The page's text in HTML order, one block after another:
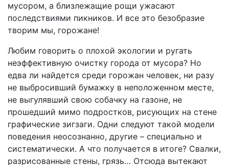
мусором, а близлежащие рощи ужасают
последствиями пикников. И все это безобразие
творим мы, горожане!
Любим говорить о плохой экологии и ругать
неэффективную очистку города от мусора? Но
едва ли найдется среди горожан человек, ни разу
не выбросивший бумажку в неположенном месте,
не выгулявший свою собачку на газоне, не
прошедший мимо подростков, рисующих на стене
графические зигзаги. Одни следуют такой модели
поведения неосознанно, другие – специально и
систематически. А что получается в итоге? Свалки,
разрисованные стены, грязь… Отсюда вытекают